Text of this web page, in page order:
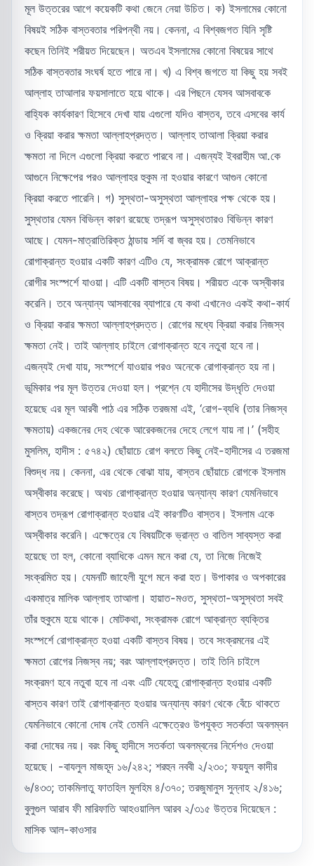
মূল উত্তরের আগে কয়েকটি কথা জেনে নেয়া উচিত। ক) ইসলামের কোনো
বিষয়ই সঠিক বাস্তবতার পরিপন্থী নয়। কেননা, এ বিশ্বজগত যিনি সৃষ্টি
কছেন তিনিই শরীয়ত দিয়েছেন। অতএব ইসলামের কোনো বিষয়ের সাথে
সঠিক বাস্তবতার সংঘর্ষ হতে পারে না। খ) এ বিশ্ব জগতে যা কিছু হয় সবই
আল্লাহ তাআলার ফয়সালাতে হয়ে থাকে। এর পিছনে যেসব আসবাবকে
বাহ্যিক কার্যকারণ হিসেবে দেখা যায় এগুলো যদিও বাস্তব, তবে এসবের কার্য
ও ক্রিয়া করার ক্ষমতা আল্লাহপ্রদত্ত। আল্লাহ তাআলা ক্রিয়া করার
ক্ষমতা না দিলে এগুলো ক্রিয়া করতে পারবে না। এজন্যই ইবরাহীম আ.কে
আগুনে নিক্ষেপের পরও আল্লাহর হুকুম না হওয়ার কারণে আগুন কোনো
ক্রিয়া করতে পারেনি। গ) সুস্থতা-অসুস্থতা আল্লাহর পক্ষ থেকে হয়।
সুস্থতার যেমন বিভিন্ন কারণ রয়েছে তদ্রূপ অসুস্থতারও বিভিন্ন কারণ
আছে। যেমন-মাত্রাতিরিক্ত ঠান্ডায় সর্দি বা জ্বর হয়। তেমনিভাবে
রোগাক্রান্ত হওয়ার একটি কারণ এটিও যে, সংক্রামক রোগে আক্রান্ত
রোগীর সংস্পর্শে যাওয়া। এটি একটি বাস্তব বিষয়। শরীয়ত একে অস্বীকার
করেনি। তবে অন্যান্য আসবাবের ব্যাপারে যে কথা এখানেও একই কথা-কার্য
ও ক্রিয়া করার ক্ষমতা আল্লাহপ্রদত্ত। রোগের মধ্যে ক্রিয়া করার নিজস্ব
ক্ষমতা নেই। তাই আল্লাহ চাইলে রোগাক্রান্ত হবে নতুবা হবে না।
এজন্যই দেখা যায়, সংস্পর্শে যাওয়ার পরও অনেকে রোগাক্রান্ত হয় না।
ভূমিকার পর মূল উত্তর দেওয়া হল। প্রশ্নে যে হাদীসের উদ্ধৃতি দেওয়া
হয়েছে এর মূল আরবী পাঠ এর সঠিক তরজমা এই, ‘রোগ-ব্যধি (তার নিজস্ব
ক্ষমতায়) একজনের দেহ থেকে আরেকজনের দেহে লেগে যায় না।’ (সহীহ
মুসলিম, হাদীস : ৫৭৪২) ছোঁয়াচে রোগ বলতে কিছু নেই-হাদীসের এ তরজমা
বিশুদ্ধ নয়। কেননা, এর থেকে বোঝা যায়, বাস্তব ছোঁয়াচে রোগকে ইসলাম
অস্বীকার করেছে। অথচ রোগাক্রান্ত হওয়ার অন্যান্য কারণ যেমনিভাবে
বাস্তব তদ্রূপ রোগাক্রান্ত হওয়ার এই কারণটিও বাস্তব। ইসলাম একে
অস্বীকার করেনি। এক্ষেত্রে যে বিষয়টিকে ভ্রান্ত ও বাতিল সাব্যস্ত করা
হয়েছে তা হল, কোনো ব্যাধিকে এমন মনে করা যে, তা নিজে নিজেই
সংক্রমিত হয়। যেমনটি জাহেলী যুগে মনে করা হত। উপাকার ও অপকারের
একমাত্র মালিক আল্লাহ তাআলা। হায়াত-মওত, সুস্থতা-অসুস্থতা সবই
তাঁর হুকুমে হয়ে থাকে। মোটকথা, সংক্রামক রোগে আক্রান্ত ব্যক্তির
সংস্পর্শে রোগাক্রান্ত হওয়া একটি বাস্তব বিষয়। তবে সংক্রমনের এই
ক্ষমতা রোগের নিজস্ব নয়; বরং আল্লাহপ্রদত্ত। তাই তিনি চাইলে
সংক্রমণ হবে নতুবা হবে না এবং এটি যেহেতু রোগাক্রান্ত হওয়ার একটি
বাস্তব কারণ তাই রোগাক্রান্ত হওয়ার অন্যান্য কারণ থেকে বেঁচে থাকতে
যেমনিভাবে কোনো দোষ নেই তেমনি এক্ষেত্রেও উপযুক্ত সতর্কতা অবলম্বন
করা দোষের নয়। বরং কিছু হাদীসে সতর্কতা অবলম্বনের নির্দেশও দেওয়া
হয়েছে। -বাযলুল মাজহূদ ১৬/২৪২; শরহুন নববী ২/২৩০; ফয়যুল কাদীর
৬/৪৩৩; তাকমিলাতু ফাতহিল মুলহিম ৪/৩৭০; তরজুমানুস সুন্নাহ ২/৪১৬;
বুলুগুল আরাব ফী মারিফাতি আহওয়ালিল আরব ২/৩১৫ উত্তর দিয়েছেন :
মাসিক আল-কাওসার